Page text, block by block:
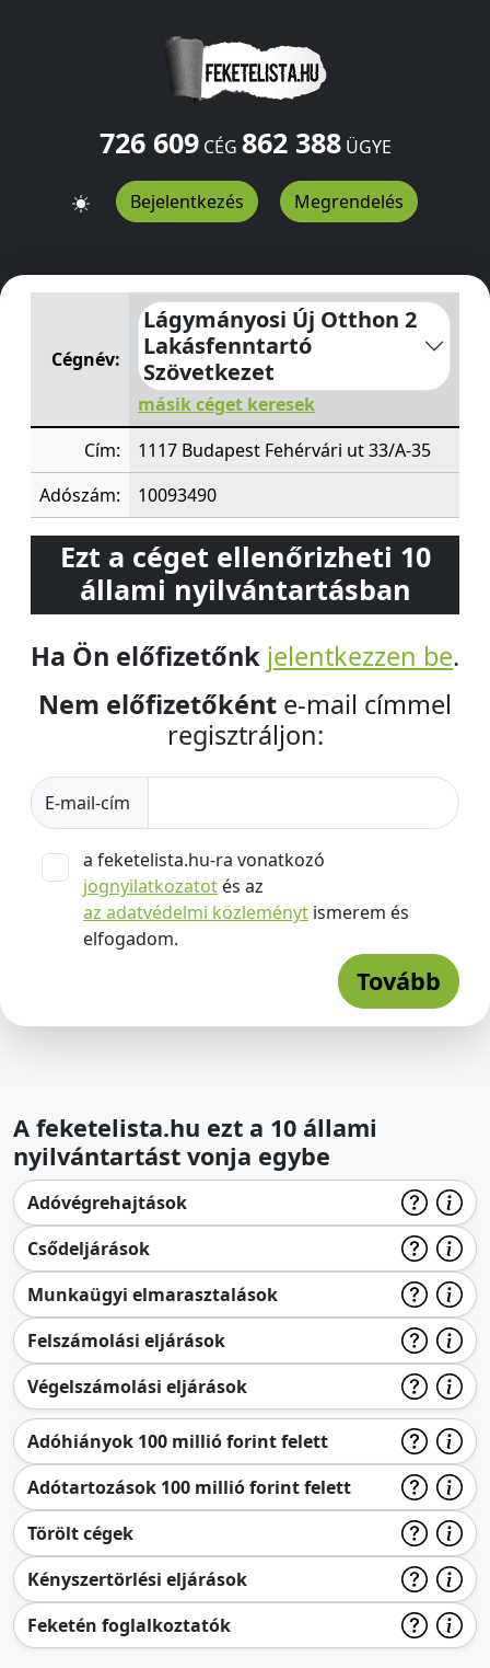
726 609CÉG 862 388ÜGYE
Bejelentkezés Megrendelés
Lágymányosi Új Otthon 2 Lakásfenntartó Szövetkezet
Cégnév:
Lágymányosi Új Otthon 2
Lakásfenntartó
Szövetkezet
másik céget keresek
Cím:
1117 Budapest Fehérvári ut 33/A-35
Adószám:
10093490
Ezt a céget ellenőrizheti 10
állami nyilvántartásban
Ha Ön előfizetőnk jelentkezzen be.
Nem előfizetőként e-mail címmel
regisztráljon:
E-mail-cím
a feketelista.hu-ra vonatkozó
jognyilatkozatot és az
az adatvédelmi közleményt ismerem és
elfogadom.
Tovább
A feketelista.hu ezt a 10 állami
nyilvántartást vonja egybe
Adóvégrehajtások
Csődeljárások
Munkaügyi elmarasztalások
Felszámolási eljárások
Végelszámolási eljárások
Adóhiányok 100 millió forint felett
Adótartozások 100 millió forint felett
Törölt cégek
Kényszertörlési eljárások
Feketén foglalkoztatók